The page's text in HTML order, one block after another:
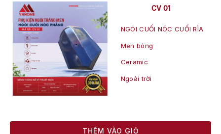
CV 01
NGÓI CUỐI NÓC CUỐI RÌA
Men bóng
Ceramic
Ngoài trời
THÊM VÀO GIỎ